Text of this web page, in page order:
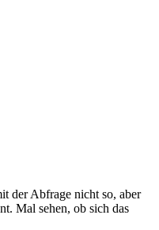
der Abfrage nicht so, aber
Mal sehen, ob sich das